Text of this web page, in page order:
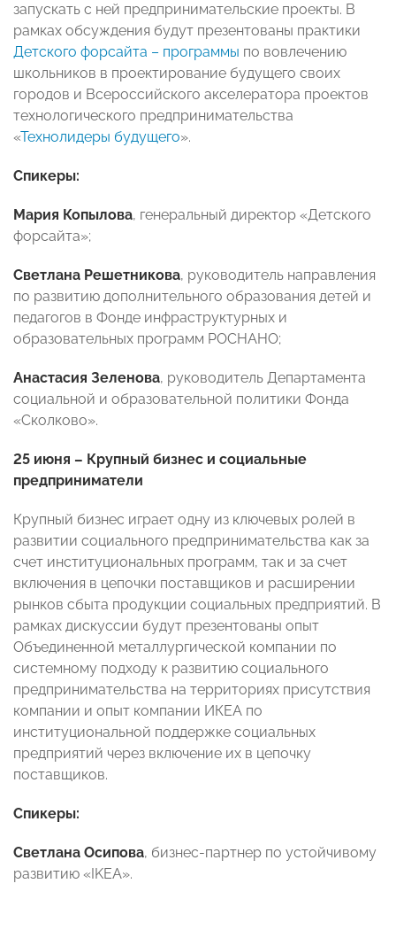
запускать с ней предпринимательские проекты. В
рамках обсуждения будут презентованы практики
Детского форсайта – программы по вовлечению
школьников в проектирование будущего своих
городов и Всероссийского акселератора проектов
технологического предпринимательства
«Технолидеры будущего».
Спикеры:
Мария Копылова, генеральный директор «Детского
форсайта»;
Светлана Решетникова, руководитель направления
по развитию дополнительного образования детей и
педагогов в Фонде инфраструктурных и
образовательных программ РОСНАНО;
Анастасия Зеленова, руководитель Департамента
социальной и образовательной политики Фонда
«Сколково».
25 июня – Крупный бизнес и социальные
предприниматели
Крупный бизнес играет одну из ключевых ролей в
развитии социального предпринимательства как за
счет институциональных программ, так и за счет
включения в цепочки поставщиков и расширении
рынков сбыта продукции социальных предприятий. В
рамках дискуссии будут презентованы опыт
Объединенной металлургической компании по
системному подходу к развитию социального
предпринимательства на территориях присутствия
компании и опыт компании ИКЕА по
институциональной поддержке социальных
предприятий через включение их в цепочку
поставщиков.
Спикеры:
Светлана Осипова, бизнес-партнер по устойчивому
развитию «IKEA».